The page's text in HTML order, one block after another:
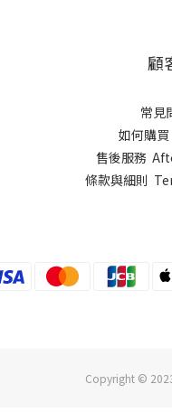
顧
常見
如何購
售後服務
條款與細則
Copyright ©